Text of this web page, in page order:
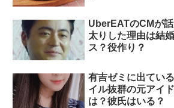
UberEATのCMが
太りした理由は結
ス？役作り？
有吉ゼミに出てい
イル抜群の元アイ
は？彼氏はいる？